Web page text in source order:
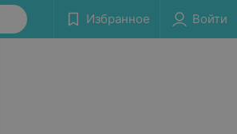
Избранное Войти